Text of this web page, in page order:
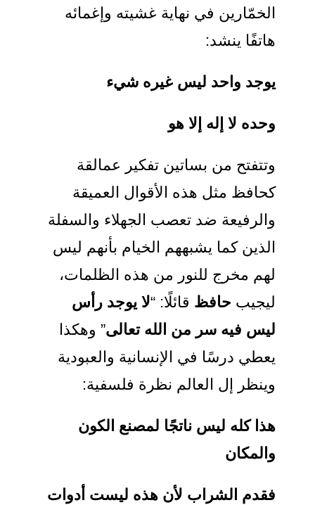
الخمّارين في نهاية غشيته وإغمائه
هاتفًا ينشد:
يوجد واحد ليس غيره شيء
وحده لا إله إلا هو
وتتفتح من بساتين تفكير عمالقة
كحافظ مثل هذه الأقوال العميقة
والرفيعة ضد تعصب الجهلاء والسفلة
الذين كما يشبههم الخيام بأنهم ليس
لهم مخرج للنور من هذه الظلمات،
ليجيب حافظ قائلًا: “لا يوجد رأس
ليس فيه سر من الله تعالى” وهكذا
يعطي درسًا في الإنسانية والعبودية
وينظر إل العالم نظرة فلسفية:
هذا كله ليس ناتجًا لمصنع الكون
والمكان
فقدم الشراب لأن هذه ليست أدوات